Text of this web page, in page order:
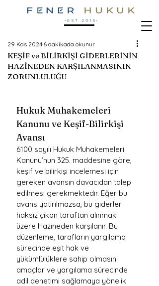
KEŞİF ve BİLİRKİŞİ GİDERLERİNİN
HAZİNEDEN KARŞILANMASININ
ZORUNLULUĞU
29 Kas 2024 6 dakikada okunur
Hukuk Muhakemeleri
Kanunu ve Keşif-Bilirkişi
Avansı
6100 sayılı Hukuk Muhakemeleri
Kanunu’nun 325. maddesine göre,
keşif ve bilirkişi incelemesi için
gereken avansın davacıdan talep
edilmesi gerekmektedir. Eğer bu
avans yatırılmazsa, bu giderler
haksız çıkan taraftan alınmak
üzere Hazineden karşılanır. Bu
düzenleme, tarafların yargılama
sürecinde eşit hak ve
yükümlülüklere sahip olmasını
amaçlar ve yargılama sürecinde
adil denetimi sağlamaya yönelik